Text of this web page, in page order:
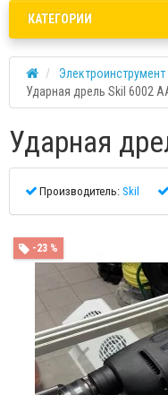
КАТЕГОРИИ
Электроинструмент
Ударная дрель Skil 6002
Ударная
Производитель: Skil
-23 %